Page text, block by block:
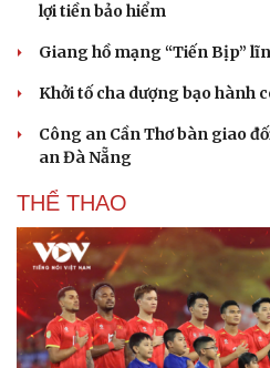
Văn hóa
Sân khấu - Điện ảnh
Âm nhạc
Di sản
lợi tiền bảo hiểm
Giang hồ mạng “Tiến Bịp”
Khởi tố cha dượng bạo hành
Công an Cần Thơ bàn giao
an Đà Nẵng
THỂ THAO